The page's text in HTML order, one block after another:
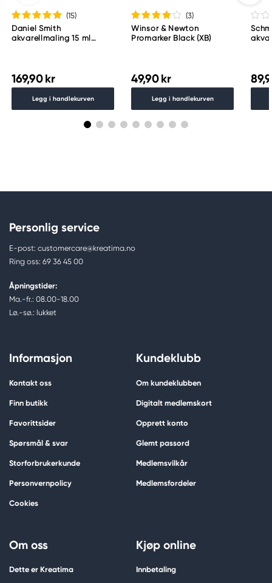
(15)
Daniel Smith
akvarellmaling 15 ml
169,90 kr
Legg i handlekurven
(3)
Winsor & Newton
Promarker Black (XB)
49,90 kr
Legg i handlekurven
Personlig service
E-post: customercare@kreatima.no
Ring oss: 69 36 45 00
Åpningstider:
Ma.-fr.: 08.00-18.00
Lø.-sø.: lukket
Informasjon
Kontakt oss
Finn butikk
Favorittsider
Spørsmål & svar
Storforbrukerkunde
Personvernpolicy
Cookies
Kundeklubb
Om kundeklubben
Digitalt medlemskort
Opprett konto
Glemt passord
Medlemsvilkår
Medlemsfordeler
Om oss
Dette er Kreatima
Kjøp online
Innbetaling